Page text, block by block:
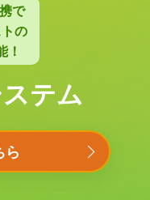
で
の
！
テム
ら